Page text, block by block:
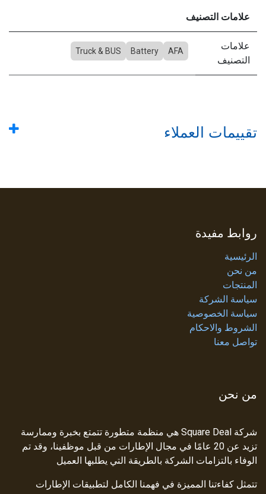
علامات التصنيف
علامات
التصنيف
AFA
Battery
Truck & BUS
تقييمات العملاء
روابط مفيدة
الرئيسية
من نحن
المنتجات
سياسة الشركة
سياسة الخصوصية
الشروط والاحكام
تواصل معنا
من نحن
شركة Square Deal هي منظمة متطورة تتمتع بخبرة وممارسة
تزيد عن 20 عامًا في مجال الإطارات من قبل موظفينا، وقد تم
الوفاء بالتزامات الشركة بالطريقة التي يطلبها العميل
تتمثل كفاءتنا المميزة في فهمنا الكامل لتطبيقات الإطارات